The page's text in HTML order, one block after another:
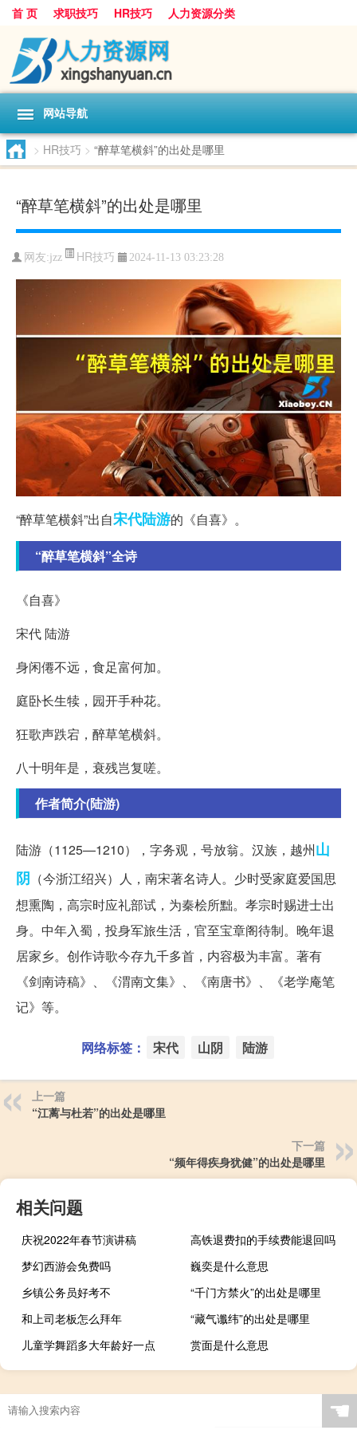
首 页 求职技巧 HR技巧 人力资源分类
网站导航
> HR技巧 > “醉草笔横斜”的出处是哪里
“醉草笔横斜”的出处是哪里
网友:jzz HR技巧 2024-11-13 03:23:28
“醉草笔横斜”出自宋代陆游的《自喜》。
“醉草笔横斜”全诗
《自喜》
宋代 陆游
身闲僊不远，食足富何加。
庭卧长生犊，园开手种花。
狂歌声跌宕，醉草笔横斜。
八十明年是，衰残岂复嗟。
作者简介(陆游)
陆游（1125—1210），字务观，号放翁。汉族，越州山
阴 （今浙江绍兴）人，南宋著名诗人。少时受家庭爱国思
想熏陶，高宗时应礼部试，为秦桧所黜。孝宗时赐进士出
身。中年入蜀，投身军旅生活，官至宝章阁待制。晚年退
居家乡。创作诗歌今存九千多首，内容极为丰富。著有
《剑南诗稿》、《渭南文集》、《南唐书》、《老学庵笔
记》等。
网络标签： 宋代 山阴 陆游
上一篇
“江蓠与杜若”的出处是哪里
下一篇
“频年得疾身犹健”的出处是哪里
相关问题
庆祝2022年春节演讲稿
高铁退费扣的手续费能退回吗
梦幻西游会免费吗
巍奕是什么意思
乡镇公务员好考不
“千门方禁火”的出处是哪里
和上司老板怎么拜年
“藏气谶纬”的出处是哪里
儿童学舞蹈多大年龄好一点
赏面是什么意思
☚